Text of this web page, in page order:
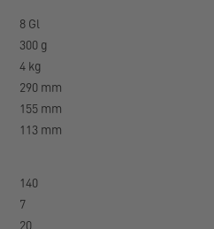
8 Gl
300 g
4 kg
290 mm
155 mm
113 mm
140
7